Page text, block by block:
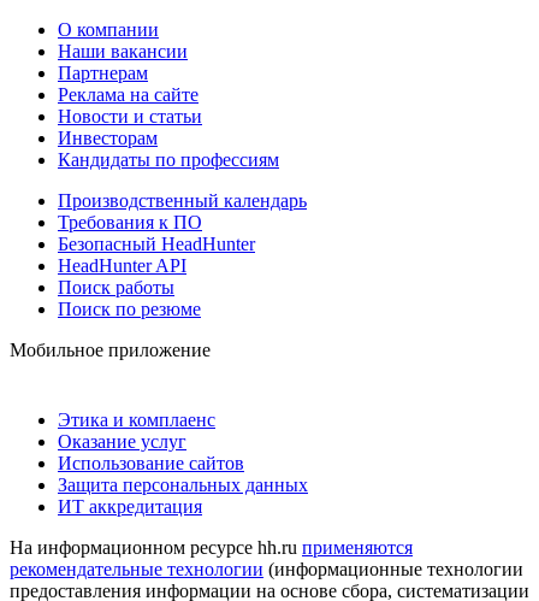
О компании
Наши вакансии
Партнерам
Реклама на сайте
Новости и статьи
Инвесторам
Кандидаты по профессиям
Производственный календарь
Требования к ПО
Безопасный HeadHunter
HeadHunter API
Поиск работы
Поиск по резюме
Мобильное приложение
Этика и комплаенс
Оказание услуг
Использование сайтов
Защита персональных данных
ИТ аккредитация
На информационном ресурсе hh.ru применяются
рекомендательные технологии (информационные технологии
предоставления информации на основе сбора, систематизации